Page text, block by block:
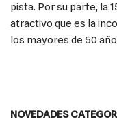
pista. Por su parte, la
atractivo que es la
los mayores de 50
NOVEDADES